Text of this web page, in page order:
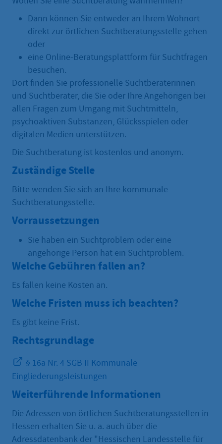
Dann können Sie entweder an Ihrem Wohnort
direkt zur örtlichen Suchtberatungsstelle gehen
oder
eine Online-Beratungsplattform für Suchtfragen
besuchen.
Dort finden Sie professionelle Suchtberaterinnen
und Suchtberater, die Sie oder Ihre Angehörigen bei
allen Fragen zum Umgang mit Suchtmitteln,
psychoaktiven Substanzen, Glücksspielen oder
digitalen Medien unterstützen.
Die Suchtberatung ist kostenlos und anonym.
Zuständige Stelle
Bitte wenden Sie sich an Ihre kommunale
Suchtberatungsstelle.
Vorraussetzungen
Sie haben ein Suchtproblem oder eine
angehörige Person hat ein Suchtproblem.
Welche Gebühren fallen an?
Es fallen keine Kosten an.
Welche Fristen muss ich beachten?
Es gibt keine Frist.
Rechtsgrundlage
§ 16a Nr. 4 SGB II Kommunale
Eingliederungsleistungen
Weiterführende Informationen
Die Adressen von örtlichen Suchtberatungsstellen in
Hessen erhalten Sie u. a. auch über die
Adressdatenbank der "Hessischen Landesstelle für